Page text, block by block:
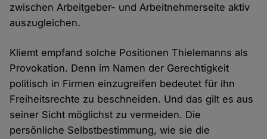
zwischen Arbeitgeber- und Arbeitnehmerseite aktiv
auszugleichen.
Kliemt empfand solche Positionen Thielemanns als
Provokation. Denn im Namen der Gerechtigkeit
politisch in Firmen einzugreifen bedeutet für ihn
Freiheitsrechte zu beschneiden. Und das gilt es aus
seiner Sicht möglichst zu vermeiden. Die
persönliche Selbstbestimmung, wie sie die